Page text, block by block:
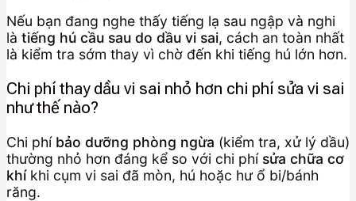
Nếu bạn đang nghe thấy tiếng lạ sau ngập và nghi
là tiếng hú cầu sau do dầu vi sai, cách an toàn nhất
là kiểm tra sớm thay vì chờ đến khi tiếng hú lớn hơn.
Chi phí thay dầu vi sai nhỏ hơn chi phí sửa vi sai
như thế nào?
Chi phí bảo dưỡng phòng ngừa (kiểm tra, xử lý dầu)
thường nhỏ hơn đáng kể so với chi phí sửa chữa cơ
khíkhi cụm vi sai đã mòn, hú hoặc hư ổ bi/bánh
răng.